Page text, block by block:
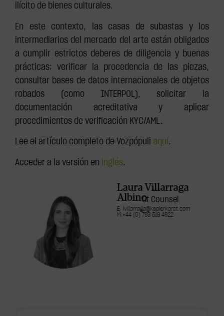
ilícito de bienes culturales.
En este contexto, las casas de subastas y los
intermediarios del mercado del arte están obligados
a cumplir estrictos deberes de diligencia y buenas
prácticas: verificar la procedencia de las piezas,
consultar bases de datos internacionales de objetos
robados (como INTERPOL), solicitar la
documentación acreditativa y aplicar
procedimientos de verificación KYC/AML.
Lee el artículo completo de Vozpópuli aquí.
Acceder a la versión en inglés.
Laura Villarraga
AlbinoOf Counsel
E: lvillarraga@keplerkarst.com
M:+44 (0) 793 519 4622